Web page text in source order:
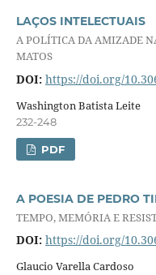
LAÇOS INTELECTUAIS
A POLÍTICA DA AMIZADE
MATOS
DOI: https://doi.org/
Washington Batista Leite
232-248
PDF
A POESIA DE PEDRO
TEMPO, MEMÓRIA E
DOI: https://doi.org/
Glaucio Varella Cardoso